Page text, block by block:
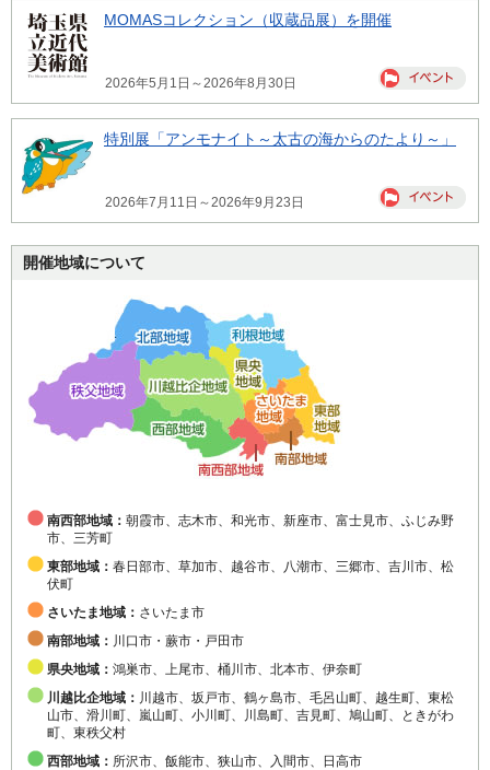
MOMASコレクション（収蔵品展）を開催
2026年5月1日～2026年8月30日
特別展「アンモナイト～太古の海からのたより～」
2026年7月11日～2026年9月23日
開催地域について
南西部地域： 朝霞市、志木市、和光市、新座市、富士見市、ふじみ野
市、三芳町
東部地域： 春日部市、草加市、越谷市、八潮市、三郷市、吉川市、松
伏町
さいたま地域： さいたま市
南部地域： 川口市・蕨市・戸田市
県央地域： 鴻巣市、上尾市、桶川市、北本市、伊奈町
川越比企地域： 川越市、坂戸市、鶴ヶ島市、毛呂山町、越生町、東松
山市、滑川町、嵐山町、小川町、川島町、吉見町、鳩山町、ときがわ
町、東秩父村
西部地域： 所沢市、飯能市、狭山市、入間市、日高市